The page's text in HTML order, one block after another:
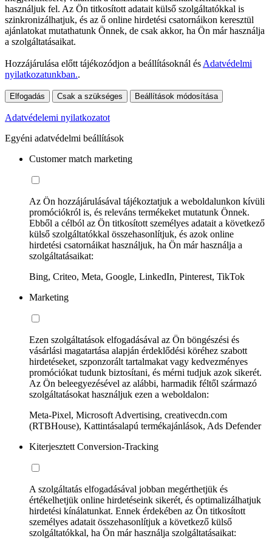
használjuk fel. Az Ön titkosított adatait külső szolgáltatókkal is
szinkronizálhatjuk, és az ő online hirdetési csatornáikon keresztül
ajánlatokat mutathatunk Önnek, de csak akkor, ha Ön már használja
a szolgáltatásaikat.
Hozzájárulása előtt tájékozódjon a beállításoknál és Adatvédelmi
nyilatkozatunkban..
Elfogadás Csak a szükséges Beállítások módosítása
Adatvédelemi nyilatkozatot
Egyéni adatvédelmi beállítások
Customer match marketing
Az Ön hozzájárulásával tájékoztatjuk a weboldalunkon kívüli
promóciókról is, és releváns termékeket mutatunk Önnek.
Ebből a célból az Ön titkosított személyes adatait a következő
külső szolgáltatókkal összehasonlítjuk, és azok online
hirdetési csatornáikat használjuk, ha Ön már használja a
szolgáltatásaikat:
Bing, Criteo, Meta, Google, LinkedIn, Pinterest, TikTok
Marketing
Ezen szolgáltatások elfogadásával az Ön böngészési és
vásárlási magatartása alapján érdeklődési köréhez szabott
hirdetéseket, szponzorált tartalmakat vagy kedvezményes
promóciókat tudunk biztosítani, és mérni tudjuk azok sikerét.
Az Ön beleegyezésével az alábbi, harmadik féltől származó
szolgáltatásokat használjuk ezen a weboldalon:
Meta-Pixel, Microsoft Advertising, creativecdn.com
(RTBHouse), Kattintásalapú termékajánlások, Ads Defender
Kiterjesztett Conversion-Tracking
A szolgáltatás elfogadásával jobban megérthetjük és
értékelhetjük online hirdetéseink sikerét, és optimalizálhatjuk
hirdetési kínálatunkat. Ennek érdekében az Ön titkosított
személyes adatait összehasonlítjuk a következő külső
szolgáltatókkal, ha Ön már használja szolgáltatásaikat: